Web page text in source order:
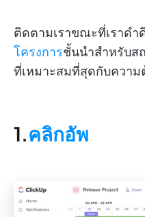
ติดตามเราขณะที่เราดำ
โครงการชั้นนำสำหรับส
ที่เหมาะสมที่สุดกับควา
1.คลิกอัพ